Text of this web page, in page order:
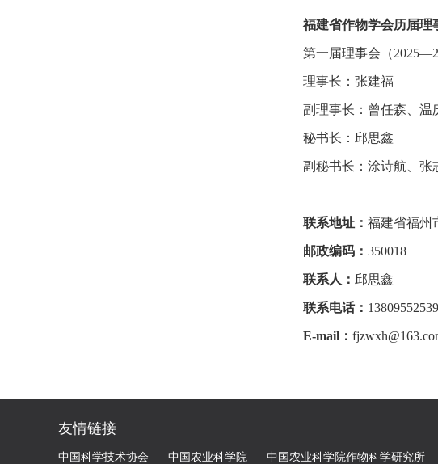
福建省作物学会历届理
第一届理事会（
理事长：张建福
副理事长：曾任森、温
秘书长：邱思鑫
副秘书长：涂诗航、张
联系地址： 福建省福州
邮政编码： 350018
联系人： 邱思鑫
联系电话： 13809552539
E-mail：
友情链接
中国科学技术协会 中国农业科学院 中国农业科学院作物科学研究所